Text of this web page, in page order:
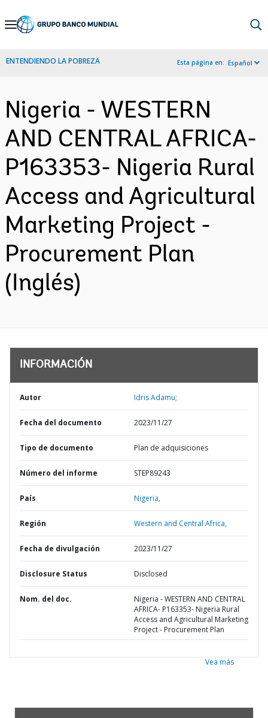
Skip
Navigation
ENTENDIENDO LA POBREZA Esta página en: Español
Nigeria - WESTERN
AND CENTRAL AFRICA-
P163353- Nigeria Rural
Access and Agricultural
Marketing Project -
Procurement Plan
(Inglés)
INFORMACIÓN
Autor Idris Adamu;
Fecha del documento 2023/11/27
Tipo de documento Plan de adquisiciones
Número del informe STEP89243
País Nigeria,
Región Western and Central Africa,
Fecha de divulgación 2023/11/27
Disclosure Status Disclosed
Nom. del doc.
Nigeria - WESTERN AND CENTRAL
AFRICA- P163353- Nigeria Rural
Access and Agricultural Marketing
Project - Procurement Plan
Vea más